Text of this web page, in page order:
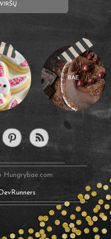
BAE